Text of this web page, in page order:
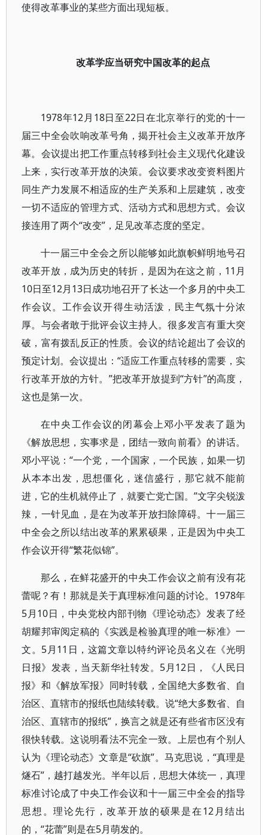
使得改革事业的某些方面出现短板。
改革学应当研究中国改革的起点
1978年12月18日至22日在北京举行的党的十一
届三中全会吹响改革号角，揭开社会主义改革开放序
幕。会议提出把工作重点转移到社会主义现代化建设
上来，实行改革开放的决策。会议要求改变资料图片
同生产力发展不相适应的生产关系和上层建筑，改变
一切不适应的管理方式、活动方式和思想方式。会议
接连用了两个“改变”，足见改革态度的坚定。
十一届三中全会之所以能够如此旗帜鲜明地号召
改革开放，成为历史的转折，是因为在这之前，11月
10日至12月13日成功地召开了长达一个多月的中央工
作会议。工作会议开得生动活泼，民主气氛十分浓
厚。与会者敢于批评会议主持人。很多发言有重大突
破，富有拨乱反正的性质。会议的结论超出了会议的
预定计划。会议提出：“适应工作重点转移的需要，实
行改革开放的方针。”把改革开放提到“方针”的高度，
这也是第一次。
在中央工作会议的闭幕会上邓小平发表了题为
《解放思想，实事求是，团结一致向前看》的讲话。
邓小平说：“一个党，一个国家，一个民族，如果一切
从本本出发，思想僵化，迷信盛行，那它就不能前
进，它的生机就停止了，就要亡党亡国。”文字尖锐泼
辣，一针见血，是在为改革开放扫除障碍。十一届三
中全会之所以结出改革的累累硕果，正是因为中央工
作会议开得“繁花似锦”。
那么，在鲜花盛开的中央工作会议之前有没有花
蕾呢？有！那就是关于真理标准问题的讨论。1978年
5月10日，中央党校内部刊物《理论动态》发表了经
胡耀邦审阅定稿的《实践是检验真理的唯一标准》一
文。5月11日，这篇文章以特约评论员名义在《光明
日报》发表，当天新华社转发。5月12日，《人民日
报》和《解放军报》同时转载，全国绝大多数省、自
治区、直辖市的报纸也陆续转载。说“绝大多数省、自
治区、直辖市的报纸”，换言之就是还有些省市区没有
很快转载。这说明看法不完全一致。上层也有个别人
认为《理论动态》文章是“砍旗”。马克思说，“真理是
燧石”，越打越发光。半年以后，思想大体统一，真理
标准讨论成了中央工作会议和十一届三中全会的指导
思想。理论先行，改革开放的硕果是在12月结出
的，“花蕾”则是在5月萌发的。